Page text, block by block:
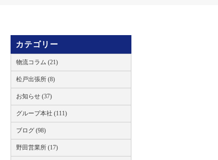
カテゴリー
物流コラム (21)
松戸出張所 (8)
お知らせ (37)
グループ本社 (111)
ブログ (98)
野田営業所 (17)